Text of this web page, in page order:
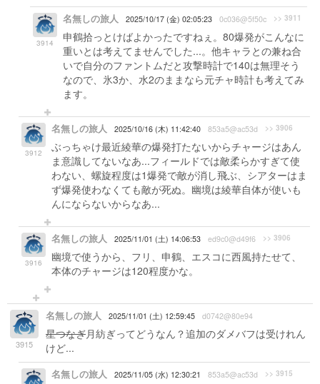
3914
名無しの旅人 2025/10/17 (金) 02:05:23 0c036@5f50c >> 3911
申鶴拾っとけばよかったですねぇ。80爆発がこんなに
重いとは考えてませんでした...。他キャラとの兼ね合
いで自分のファントムだと攻撃時計で140は無理そう
なので、氷3か、水2のままなら元チャ時計も考えてみ
ます。
3912
名無しの旅人 2025/10/16 (木) 11:42:40 853a5@ac53d >> 3906
ぶっちゃけ最近綾華の爆発打たないからチャージはあん
ま意識してないなあ...フィールドでは敵柔らかすぎて使
わない、螺旋程度は1爆発で敵が消し飛ぶ、シアターはま
ず爆発使わなくても敵が死ぬ。幽境は綾華自体が使いも
んにならないからなあ...
3916
名無しの旅人 2025/11/01 (土) 14:06:53 ed9c0@d49f6 >> 3906
幽境で使うから、フリ、申鶴、エスコに西風持たせて、
本体のチャージは120程度かな。
3915
名無しの旅人 2025/11/01 (土) 12:59:45 d0742@80e94
星つなぎ月紡ぎってどうなん？追加のダメバフは受けれん
けど...
名無しの旅人 2025/11/05 (水) 12:30:21 853a5@ac53d >> 3915